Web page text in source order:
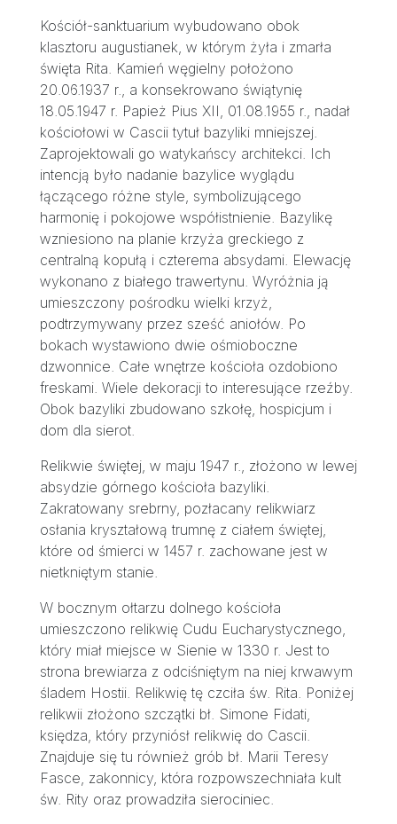
Kościół-sanktuarium wybudowano obok
klasztoru augustianek, w którym żyła i zmarła
święta Rita. Kamień węgielny położono
20.06.1937 r., a konsekrowano świątynię
18.05.1947 r. Papież Pius XII, 01.08.1955 r., nadał
kościołowi w Cascii tytuł bazyliki mniejszej.
Zaprojektowali go watykańscy architekci. Ich
intencją było nadanie bazylice wyglądu
łączącego różne style, symbolizującego
harmonię i pokojowe współistnienie. Bazylikę
wzniesiono na planie krzyża greckiego z
centralną kopułą i czterema absydami. Elewację
wykonano z białego trawertynu. Wyróżnia ją
umieszczony pośrodku wielki krzyż,
podtrzymywany przez sześć aniołów. Po
bokach wystawiono dwie ośmioboczne
dzwonnice. Całe wnętrze kościoła ozdobiono
freskami. Wiele dekoracji to interesujące rzeźby.
Obok bazyliki zbudowano szkołę, hospicjum i
dom dla sierot.
Relikwie świętej, w maju 1947 r., złożono w lewej
absydzie górnego kościoła bazyliki.
Zakratowany srebrny, pozłacany relikwiarz
osłania kryształową trumnę z ciałem świętej,
które od śmierci w 1457 r. zachowane jest w
nietkniętym stanie.
W bocznym ołtarzu dolnego kościoła
umieszczono relikwię Cudu Eucharystycznego,
który miał miejsce w Sienie w 1330 r. Jest to
strona brewiarza z odciśniętym na niej krwawym
śladem Hostii. Relikwię tę czciła św. Rita. Poniżej
relikwii złożono szczątki bł. Simone Fidati,
księdza, który przyniósł relikwię do Cascii.
Znajduje się tu również grób bł. Marii Teresy
Fasce, zakonnicy, która rozpowszechniała kult
św. Rity oraz prowadziła sierociniec.